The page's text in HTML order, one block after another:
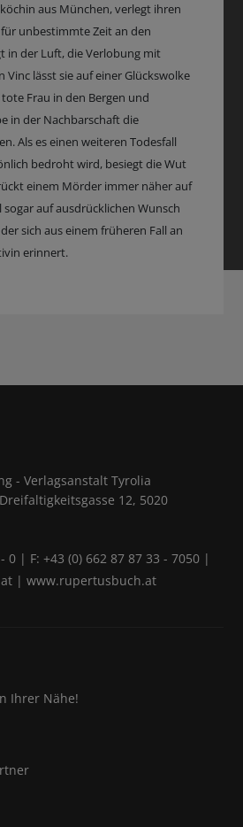
aus München, verlegt ihren
unbestimmte Zeit an den
in der Luft, die Verlobung mit
Vinc lässt sie auf einer Glückswolke
Frau in den Bergen und
in der Nachbarschaft die
Als es einen weiteren Todesfall
bedroht wird, besiegt die Wut
einem Mörder immer näher auf
sogar auf ausdrücklichen Wunsch
sich aus einem früheren Fall an
erinnert.
- Verlagsanstalt Tyrolia
12, 5020
0 | F: +43 (0) 662 87 87 33 - 7050 |
|www.rupertusbuch.at
Ihrer Nähe!